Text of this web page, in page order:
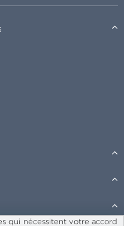
qui nécessitent votre accord